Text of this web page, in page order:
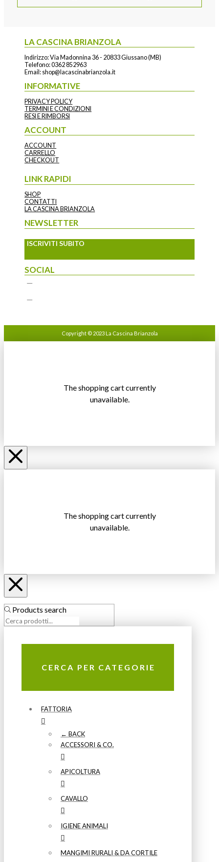
LA CASCINA BRIANZOLA
Indirizzo: Via Madonnina 36 - 20833 Giussano (MB)
Telefono:0362 852963
Email: shop@lacascinabrianzola.it
INFORMATIVE
PRIVACY POLICY
TERMINI E CONDIZIONI
RESI E RIMBORSI
ACCOUNT
ACCOUNT
CARRELLO
CHECKOUT
LINK RAPIDI
SHOP
CONTATTI
LA CASCINA BRIANZOLA
NEWSLETTER
ISCRIVITI SUBITO
SOCIAL
Copyright © 2023 La Cascina Brianzola
The shopping cart currently
unavailable.
The shopping cart currently
unavailable.
Products search
CERCA PER CATEGORIE
FATTORIA
← BACK
ACCESSORI & CO.
APICOLTURA
CAVALLO
IGIENE ANIMALI
MANGIMI RURALI & DA CORTILE